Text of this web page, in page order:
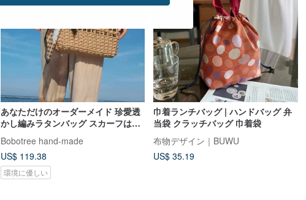
あなただけのオーダーメイド 珍愛透
かし編みラタンバッグ スカーフは含
まれません
Bobotree hand-made
US$ 119.38
環境に優しい
巾着ランチバッグ | ハンドバッグ 弁
当袋 クラッチバッグ 巾着袋
布物デザイン｜BUWU
US$ 35.19